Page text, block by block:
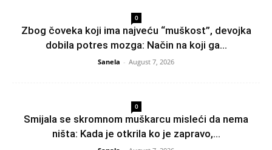
0
Zbog čoveka koji ima najveću “muškost”, devojka
dobila potres mozga: Način na koji ga...
Sanela - August 7, 2026
0
Smijala se skromnom muškarcu misleći da nema
ništa: Kada je otkrila ko je zapravo,...